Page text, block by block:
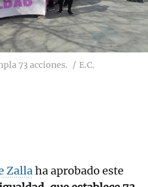
73 acciones. E.C.
Zallaha aprobado este